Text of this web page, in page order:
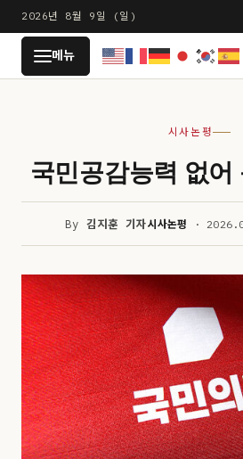
문
로
2026년 8월 9일 (일)
LUXDIGEST
메뉴
시사논평
국민공감능력 없어
By김지훈 기자시사논평 ·